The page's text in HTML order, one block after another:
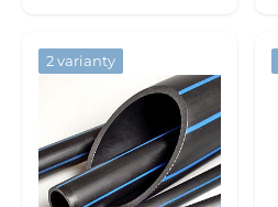
2 varianty